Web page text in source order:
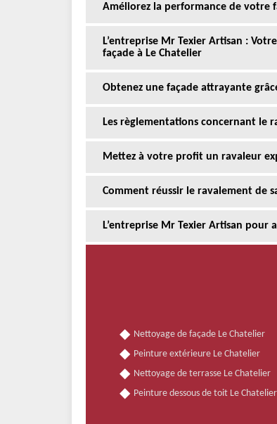
Améliorez la performance de votre
L’entreprise Mr Texier Artisan :
façade à Le Chatelier
Obtenez une façade attrayante
Les règlementations concernant le
Mettez à votre profit un ravaleur
Comment réussir le ravalement de
L’entreprise Mr Texier Artisan pour
Nettoyage de façade Le Chatelier
Peinture extérieure Le Chatelier
Nettoyage de terrasse Le Chatelier
Peinture dessous de toit Le Chatelier